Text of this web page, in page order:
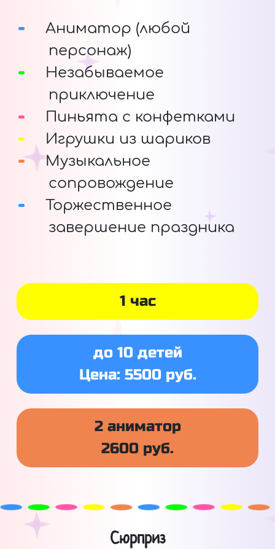
Аниматор (любой
персонаж)
Незабываемое
приключение
Пиньята с конфетками
Игрушки из шариков
Музыкальное
сопровождение
Торжественное
завершение праздника
1 час
до 10 детей
Цена: 5500 руб.
2 аниматор
2600 руб.
Сюрприз